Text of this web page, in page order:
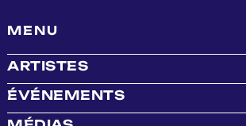
MENU
ARTISTES
ÉVÉNEMENTS